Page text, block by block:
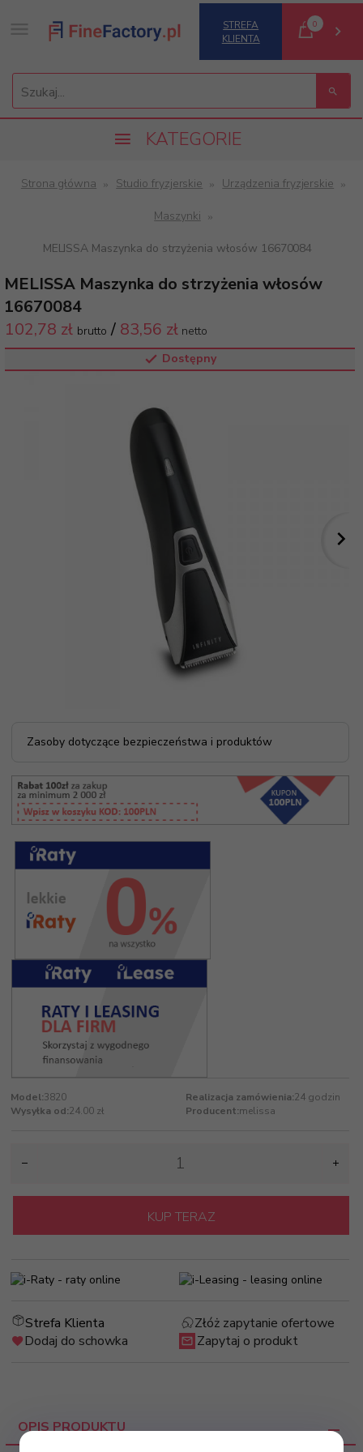
Szukaj...
STREFA
KLIENTA
0
KATEGORIE
Strona główna Studio fryzjerskie Urządzenia fryzjerskie
Maszynki
MELISSA Maszynka do strzyżenia włosów 16670084
MELISSA Maszynka do strzyżenia włosów
16670084
102,78 zł brutto / 83,56 zł netto
Dostępny
Zasoby dotyczące bezpieczeństwa i produktów
OPIS PRODUKTU
Model:3820 Realizacja zamówienia:24 godzin
Wysyłka od:24.00 zł Producent:melissa
KUP TERAZ
Strefa Klienta
Złóż zapytanie ofertowe
Dodaj do schowka
Zapytaj o produkt